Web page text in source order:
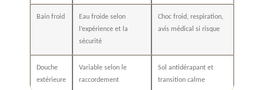
Bain froid
Eau froide selon
l’expérience et la
sécurité
Choc froid, respiration,
avis médical si risque
Douche
extérieure
Variable selon le
raccordement
Sol antidérapant et
transition calme